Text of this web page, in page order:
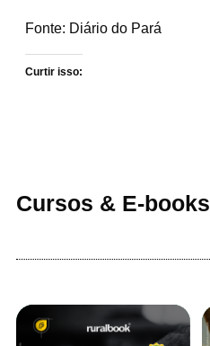
Fonte: Diário do Pará
Curtir isso:
Cursos & E-books